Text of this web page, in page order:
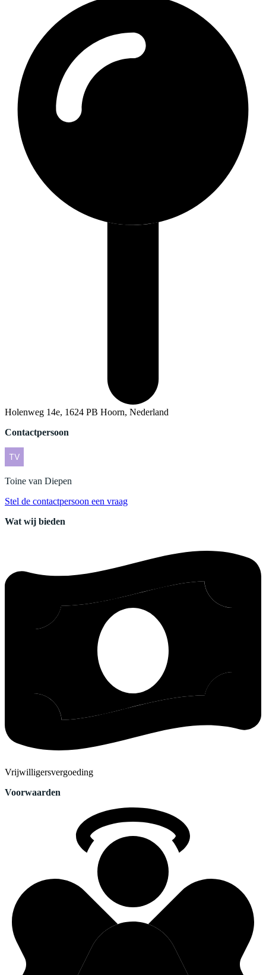
Holenweg 14e, 1624 PB Hoorn, Nederland
Contactpersoon
Toine van Diepen
Stel de contactpersoon een vraag
Wat wij bieden
Vrijwilligersvergoeding
Voorwaarden